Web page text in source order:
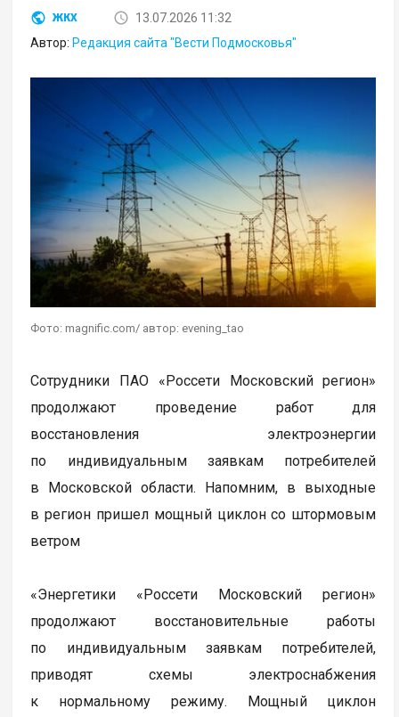
ЖКХ
13.07.2026 11:32
Автор: Редакция сайта "Вести Подмосковья"
Фото: magnific.com/ автор: evening_tao
Сотрудники ПАО «Россети Московский регион»
продолжают проведение работ для
восстановления электроэнергии
по индивидуальным заявкам потребителей
в Московской области. Напомним, в выходные
в регион пришел мощный циклон со штормовым
ветром
«Энергетики «Россети Московский регион»
продолжают восстановительные работы
по индивидуальным заявкам потребителей,
приводят схемы электроснабжения
к нормальному режиму. Мощный циклон